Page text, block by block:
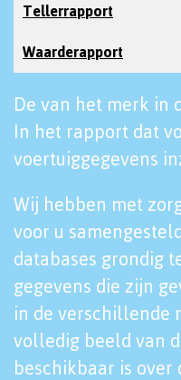
Tellerrapport
Waarderapport
De van het merk in
In het rapport dat
voertuiggegevens
Wij hebben met
voor u
databases grondig
gegevens die zijn
in de verschillende
volledig beeld van
beschikbaar is